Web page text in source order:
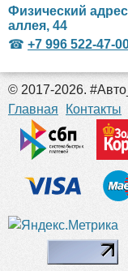
Физический
аллея, 44
☎ +7 996 522-47-
© 2017-2026.
Главная
Контакты